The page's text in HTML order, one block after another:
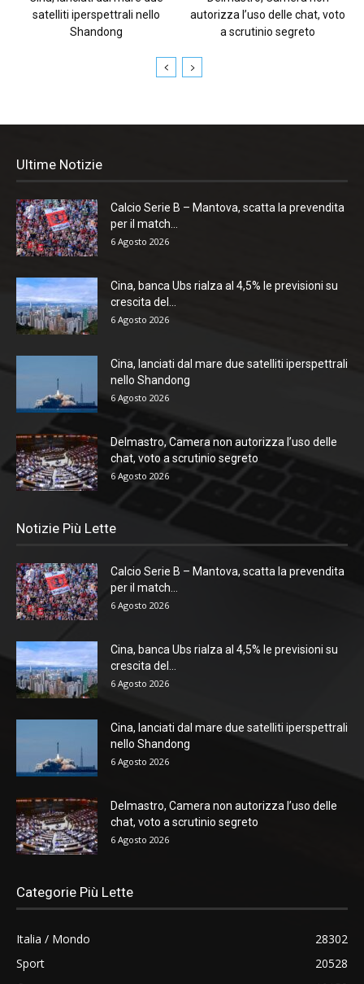
satelliti iperspettrali nello
Shandong
autorizza l’uso delle chat, voto
a scrutinio segreto
Ultime Notizie
Calcio Serie B – Mantova, scatta la prevendita
per il match...
6 Agosto 2026
Cina, banca Ubs rialza al 4,5% le previsioni su
crescita del...
6 Agosto 2026
Cina, lanciati dal mare due satelliti iperspettrali
nello Shandong
6 Agosto 2026
Delmastro, Camera non autorizza l’uso delle
chat, voto a scrutinio segreto
6 Agosto 2026
Notizie Più Lette
Calcio Serie B – Mantova, scatta la prevendita
per il match...
6 Agosto 2026
Cina, banca Ubs rialza al 4,5% le previsioni su
crescita del...
6 Agosto 2026
Cina, lanciati dal mare due satelliti iperspettrali
nello Shandong
6 Agosto 2026
Delmastro, Camera non autorizza l’uso delle
chat, voto a scrutinio segreto
6 Agosto 2026
Categorie Più Lette
Italia / Mondo
28302
Sport
20528